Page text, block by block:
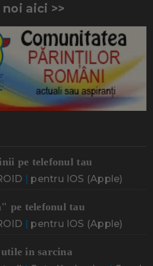
aici >>
pe telefonul tau
pentru IOS (Apple)
pe telefonul tau
pentru IOS (Apple)
in sarcina